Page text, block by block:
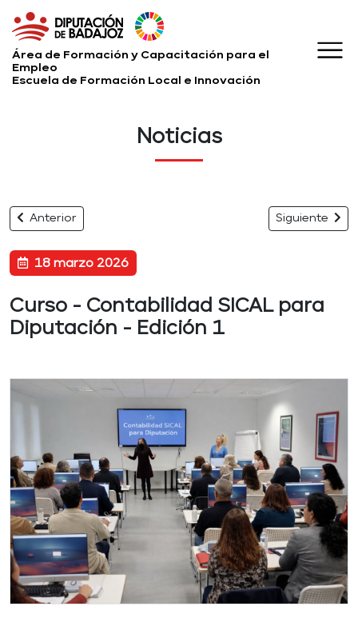
Área de Formación y Capacitación para el
Empleo
Escuela de Formación Local e Innovación
Noticias
Anterior Siguiente
18 marzo 2026
Curso - Contabilidad SICAL para
Diputación - Edición 1